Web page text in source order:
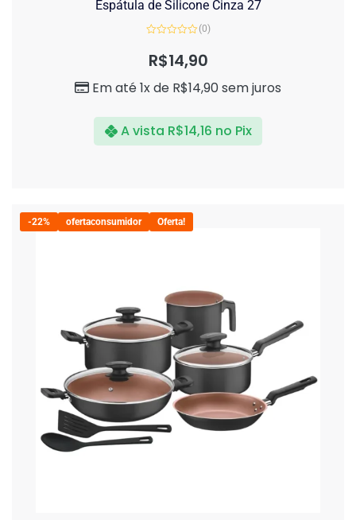
Espátula de Silicone Cinza 27
de
(0)
R$14,90
Em até 1x de R$14,90sem juros
A vista R$14,16 no Pix
-22% ofertaconsumidor Oferta!